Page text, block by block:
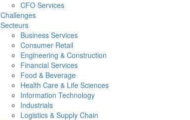
CFO Services
Challenges
Secteurs
Business Services
Consumer Retail
Engineering & Construction
Financial Services
Food & Beverage
Health Care & Life Sciences
Information Technology
Industrials
Logistics & Supply Chain